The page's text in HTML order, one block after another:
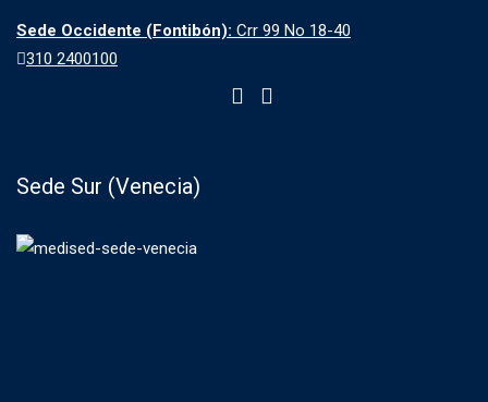
Sede Occidente (Fontibón): Crr 99 No 18-40
310 2400100
Sede Sur (Venecia)